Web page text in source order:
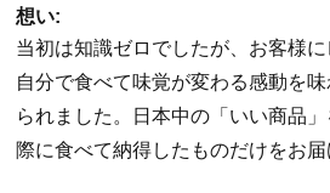
想い:
当初は知識ゼロでしたが、お客様に
自分で食べて味覚が変わる感動を
られました。日本中の「いい商品
際に食べて納得したものだけをお届